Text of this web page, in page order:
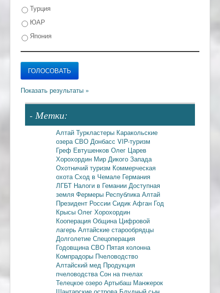
Турция
ЮАР
Япония
- Метки:
Алтай Туркластеры Каракольские
озера СВО Донбасс VIP-туризм
Греф Евтушенков Олег Царев
Хорохордин Мир Дикого Запада
Охотничий туризм Коммерческая
охота Сход в Чемале Германия
ЛГБТ Налоги в Гемании Доступная
земля Фермеры Республика Алтай
Президент России Сидик Афган Год
Крысы Олег Хорохордин
Кооперация Община Цифровой
лагерь Алтайские старообрядцы
Долголетие Спецоперация
Годовщина СВО Пятая колонна
Компрадоры Пчеловодство
Алтайский мед Продукция
пчеловодства Сон на пчелах
Телецкое озеро Артыбаш Манжерок
Шантарские острова Блудный сын